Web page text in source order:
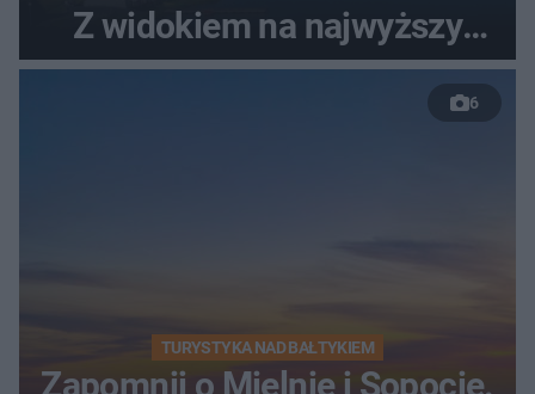
Z widokiem na najwyższy
szczyt Gór Świętokrzyskich
6
TURYSTYKA NAD BAŁTYKIEM
Zapomnij o Mielnie i Sopocie.